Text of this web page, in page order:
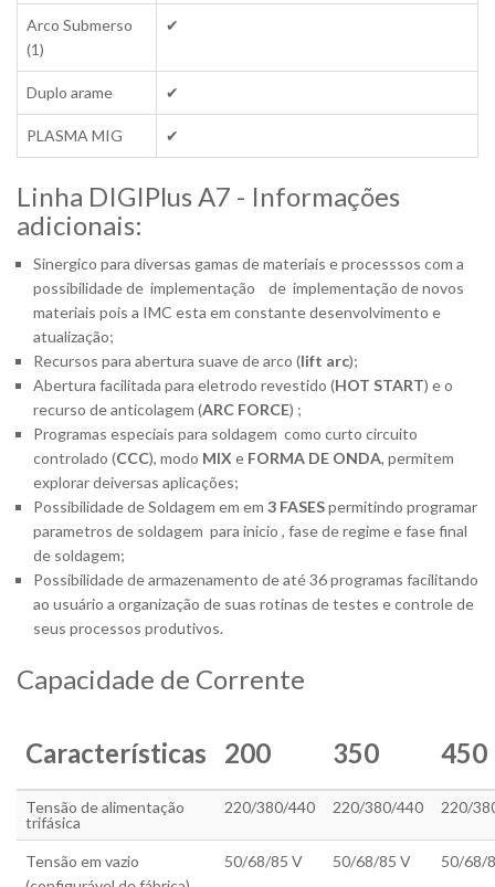
Arco Submerso
(1)
✔
Duplo arame ✔
PLASMA MIG ✔
Linha DIGIPlus A7 - Informações
adicionais:
Sinergico para diversas gamas de materiais e processsos com a
possibilidade de implementação de implementação de novos
materiais pois a IMC esta em constante desenvolvimento e
atualização;
Recursos para abertura suave de arco (lift arc);
Abertura facilitada para eletrodo revestido (HOT START) e o
recurso de anticolagem (ARC FORCE) ;
Programas especiais para soldagem como curto circuito
controlado (CCC), modo MIX e FORMA DE ONDA, permitem
explorar deiversas aplicações;
Possibilidade de Soldagem em em 3 FASESpermitindo programar
parametros de soldagem para inicio , fase de regime e fase final
de soldagem;
Possibilidade de armazenamento de até 36 programas facilitando
ao usuário a organização de suas rotinas de testes e controle de
seus processos produtivos.
Capacidade de Corrente
Características 200 350 450
Tensão de alimentação
trifásica
220/380/440 220/380/440 220/
Tensão em vazio
50/68/85 V 50/68/85 V 50/68/